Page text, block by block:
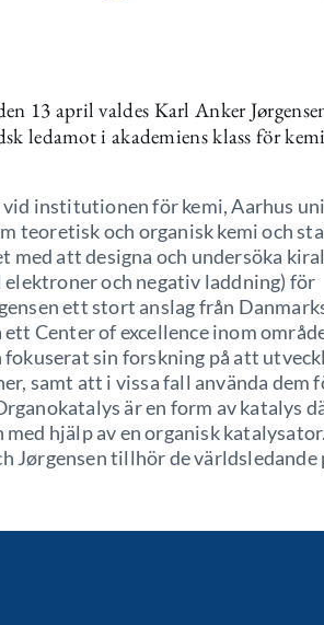
13 april valdes Karl Anker
ledamot i akademiens klass för
vid institutionen för kemi, Aarhus
teoretisk och organisk kemi och
att designa och undersöka
och negativ laddning) för
ett stort anslag från
Center of excellence inom
sin forskning på att
samt att i vissa fall använda dem
är en form av katalys
hjälp av en organisk
Jørgensen tillhör de världsledande